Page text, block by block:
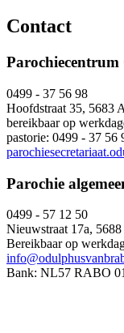
Contact
0499 - 37 56 98
Hoofdstraat 35, 5683
bereikbaar op
pastorie: 0499 - 37 56
Parochie
0499 - 57 12 50
Nieuwstraat 17a,
Bereikbaar op
Bank: NL57 RABO